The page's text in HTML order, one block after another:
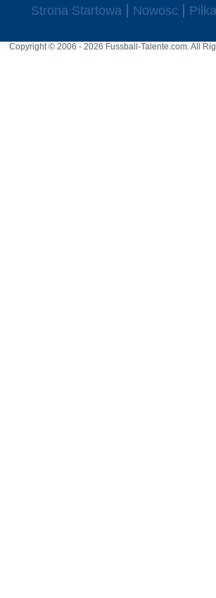
Strona Startowa Nowosc
Copyright © 2006 - 2026 Fussball-Talente.com. All